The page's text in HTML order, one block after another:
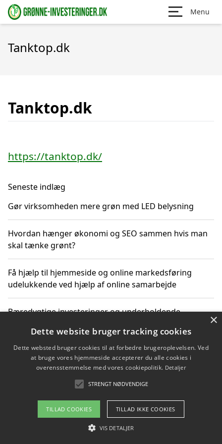
Menu
Tanktop.dk
Tanktop.dk
https://tanktop.dk/
Seneste indlæg
Gør virksomheden mere grøn med LED belysning
Hvordan hænger økonomi og SEO sammen hvis man
skal tænke grønt?
Få hjælp til hjemmeside og online markedsføring
udelukkende ved hjælp af online samarbejde
Bæredygtige investeringer og underholdende
Sådan kan online møder for virksomheder fremme
grønne investeringer
Copyright 2026 - Pilanto Aps
Om / kontakt
×
Dette website bruger tracking cookies
Dette websted bruger cookies til at forbedre brugeroplevelsen. Ved
at bruge vores hjemmeside accepterer du alle cookies i
overensstemmelse med vores cookiepolitik. Detaljer
STRENGT NØDVENDIGE
TILLAD COOKIES TILLAD IKKE COOKIES
VIS DETALJER